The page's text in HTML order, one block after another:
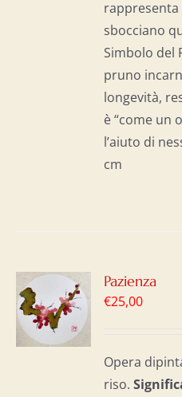
sbocciano
Simbolo del
pruno
longevità,
è “come un
l’aiuto di
cm
Pazienza
€25,00
Opera
riso.